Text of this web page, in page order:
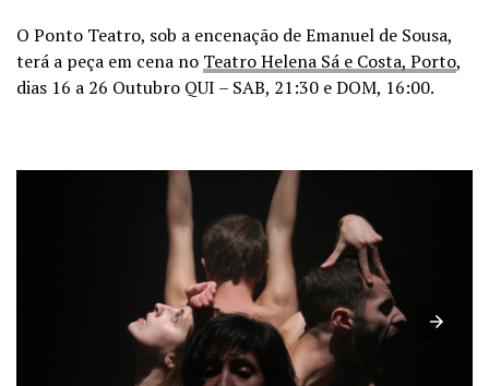
O Ponto Teatro, sob a encenação de Emanuel de Sousa,
terá a peça em cena no Teatro Helena Sá e Costa, Porto,
dias 16 a 26 Outubro QUI – SAB, 21:30 e DOM, 16:00.